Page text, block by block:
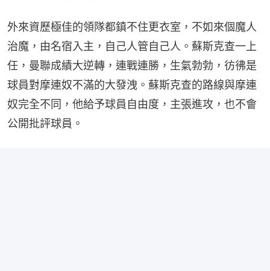
外來資歷極佳的領隊都鎮不住更衣室，不如來個魔人
治魔，由名宿入主，自己人管自己人。蘇斯克查一上
任，曼聯成績大逆轉，連戰連勝，生氣勃勃，彷彿是
球員對摩連奴不滿的大發洩。蘇斯克查的路線與摩連
奴完全不同，他給予球員自由度，主張進攻，也不會
公開批評球員。